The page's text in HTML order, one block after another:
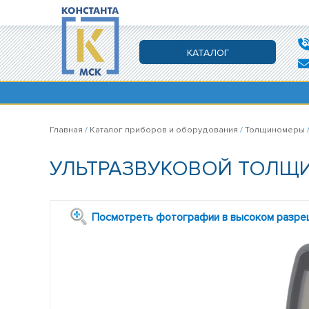
КАТАЛОГ
Главная / Каталог приборов и оборудования /Толщиномеры /
УЛЬТРАЗВУКОВОЙ
Посмотреть фотографии в высоком